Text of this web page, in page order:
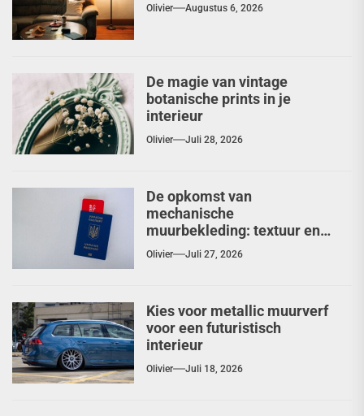
Olivier Augustus 6, 2026
De magie van vintage
botanische prints in je
interieur
Olivier Juli 28, 2026
De opkomst van
mechanische
muurbekleding: textuur en
diepte herontdekt
Olivier Juli 27, 2026
Kies voor metallic muurverf
voor een futuristisch
interieur
Olivier Juli 18, 2026